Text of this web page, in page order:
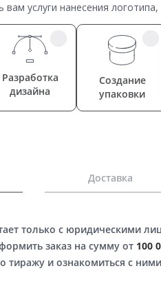
услуги нанесения логотипа,
Разработка
дизайна
Создание
упаковки
Доставка
только с юридическими
заказ на сумму от 100
тиражу и ознакомиться с